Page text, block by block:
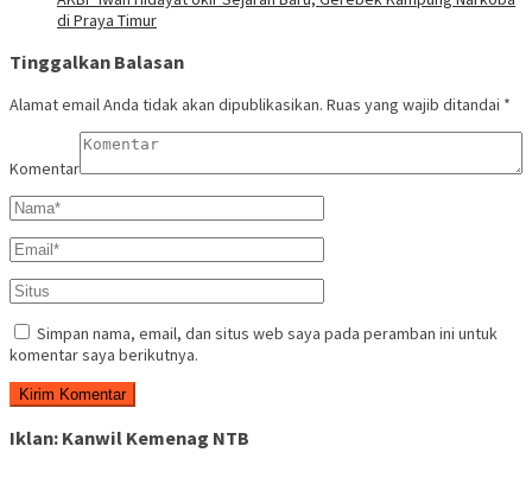
di Praya Timur
Tinggalkan Balasan
Alamat email Anda tidak akan dipublikasikan. Ruas yang wajib ditandai *
Komentar
Simpan nama, email, dan situs web saya pada peramban ini untuk
komentar saya berikutnya.
Iklan: Kanwil Kemenag NTB